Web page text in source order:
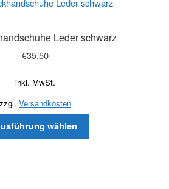
Leder schwarz
€35,50
inkl. MwSt.
zzgl. Versandkosten
wählen